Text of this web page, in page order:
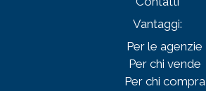
Vantaggi:
Per le agenzie
Per chi vende
Per chi compra